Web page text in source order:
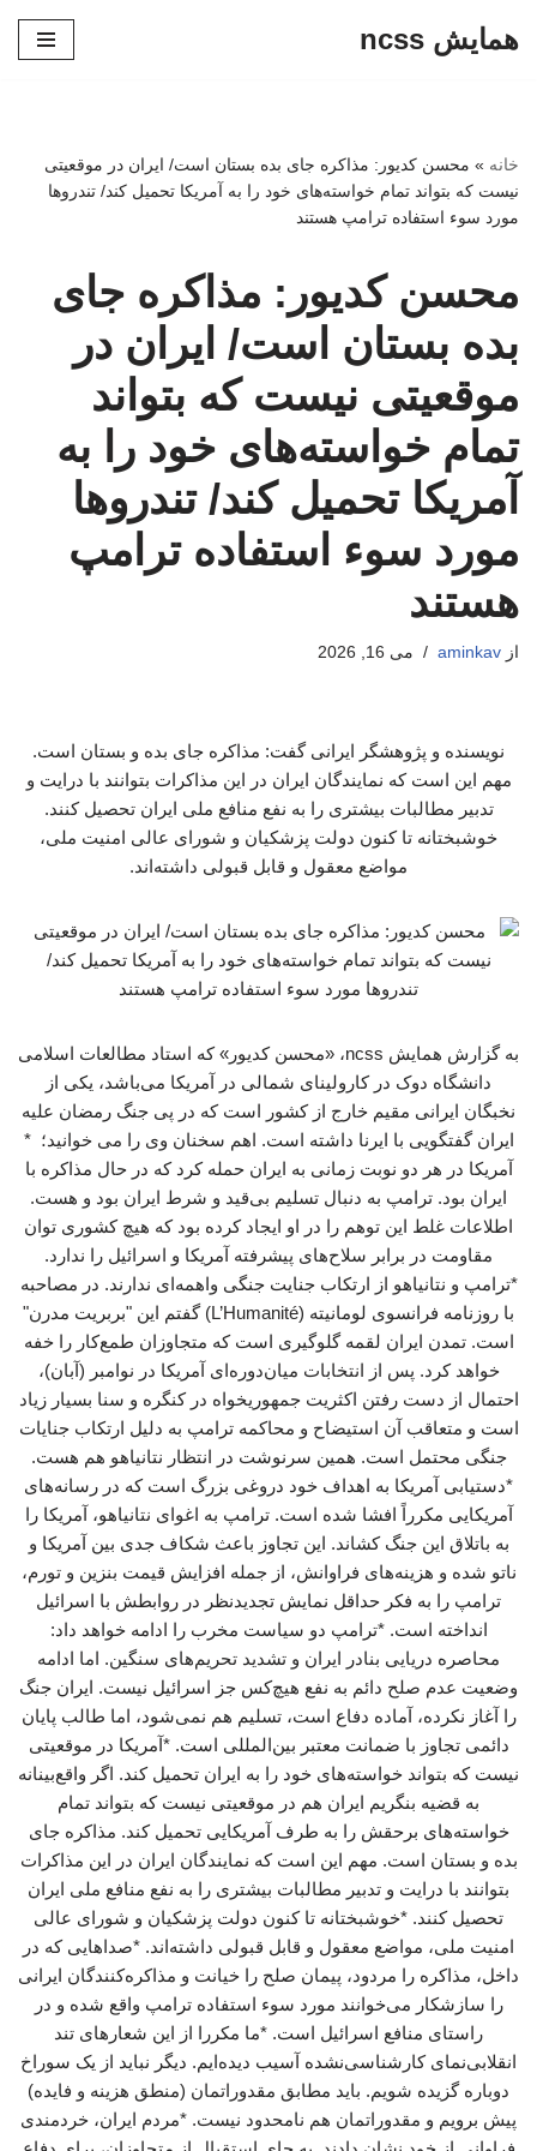
همایش ncss
خانه » محسن کدیور: مذاکره جای بده بستان است/ ایران در موقعیتی
نیست که بتواند تمام خواسته‌های خود را به آمریکا تحمیل کند/ تندروها
مورد سوء استفاده ترامپ هستند
محسن کدیور: مذاکره جای
بده بستان است/ ایران در
موقعیتی نیست که بتواند
تمام خواسته‌های خود را به
آمریکا تحمیل کند/ تندروها
مورد سوء استفاده ترامپ
هستند
از aminkav می 16, 2026
نویسنده و پژوهشگر ایرانی گفت: مذاکره جای بده و بستان است.
مهم این است که نمایندگان ایران در این مذاکرات بتوانند با درایت و
تدبیر مطالبات بیشتری را به نفع منافع ملی ایران تحصیل کنند.
خوشبختانه تا کنون دولت پزشکیان و شورای عالی امنیت ملی،
مواضع معقول و قابل قبولی داشته‌اند.
به گزارش همایش ncss، «محسن کدیور» که استاد مطالعات اسلامی
دانشگاه دوک در کارولینای شمالی در آمریکا می‌باشد، یکی از
نخبگان ایرانی مقیم خارج از کشور است که در پی جنگ رمضان علیه
ایران گفتگویی با ایرنا داشته است. اهم سخنان وی را می خوانید؛ *
آمریکا در هر دو نوبت زمانی به ایران حمله کرد که در حال مذاکره با
ایران بود. ترامپ به دنبال تسلیم بی‌قید و شرط ایران بود و هست.
اطلاعات غلط این توهم را در او ایجاد کرده بود که هیچ کشوری توان
مقاومت در برابر سلاح‌های پیشرفته آمریکا و اسرائیل را ندارد.
*ترامپ و نتانیاهو از ارتکاب جنایت جنگی واهمه‌ای ندارند. در مصاحبه
با روزنامه فرانسوی لومانیته (L’Humanité) گفتم این "بربریت مدرن"
است. تمدن ایران لقمه گلوگیری است که متجاوزان طمع‌کار را خفه
خواهد کرد. پس از انتخابات میان‌دوره‌ای آمریکا در نوامبر (آبان)،
احتمال از دست رفتن اکثریت جمهوریخواه در کنگره و سنا بسیار زیاد
است و متعاقب آن استیضاح و محاکمه ترامپ به دلیل ارتکاب جنایات
جنگی محتمل است. همین سرنوشت در انتظار نتانیاهو هم هست.
*دستیابی آمریکا به اهداف خود دروغی بزرگ است که در رسانه‌های
آمریکایی مکرراً افشا شده است. ترامپ به اغوای نتانیاهو، آمریکا را
به باتلاق این جنگ کشاند. این تجاوز باعث شکاف جدی بین آمریکا و
ناتو شده و هزینه‌های فراوانش، از جمله افزایش قیمت بنزین و تورم،
ترامپ را به فکر حداقل نمایش تجدیدنظر در روابطش با اسرائیل
انداخته است. *ترامپ دو سیاست مخرب را ادامه خواهد داد:
محاصره دریایی بنادر ایران و تشدید تحریم‌های سنگین. اما ادامه
وضعیت عدم صلح دائم به نفع هیچ‌کس جز اسرائیل نیست. ایران جنگ
را آغاز نکرده، آماده دفاع است، تسلیم هم نمی‌شود، اما طالب پایان
دائمی تجاوز با ضمانت معتبر بین‌المللی است. *آمریکا در موقعیتی
نیست که بتواند خواسته‌های خود را به ایران تحمیل کند. اگر واقع‌بینانه
به قضیه بنگریم ایران هم در موقعیتی نیست که بتواند تمام
خواسته‌های برحقش را به طرف آمریکایی تحمیل کند. مذاکره جای
بده و بستان است. مهم این است که نمایندگان ایران در این مذاکرات
بتوانند با درایت و تدبیر مطالبات بیشتری را به نفع منافع ملی ایران
تحصیل کنند. *خوشبختانه تا کنون دولت پزشکیان و شورای عالی
امنیت ملی، مواضع معقول و قابل قبولی داشته‌اند. *صداهایی که در
داخل، مذاکره را مردود، پیمان صلح را خیانت و مذاکره‌کنندگان ایرانی
را سازشکار می‌خوانند مورد سوء استفاده ترامپ واقع شده و در
راستای منافع اسرائیل است. *ما مکررا از این شعارهای تند
انقلابی‌نمای کارشناسی‌نشده آسیب دیده‌ایم. دیگر نباید از یک سوراخ
دوباره گزیده شویم. باید مطابق مقدوراتمان (منطق هزینه و فایده)
پیش برویم و مقدوراتمان هم نامحدود نیست. *مردم ایران، خردمندی